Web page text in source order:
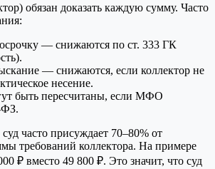
обязан доказать каждую сумму. Часто
— снижаются по ст. 333 ГК
— снижаются, если коллектор не
несение.
быть пересчитаны, если МФО
ФЗ.
часто присуждает 70–80% от
требований коллектора. На примере
₽ вместо 49 800 ₽. Это значит, что суд